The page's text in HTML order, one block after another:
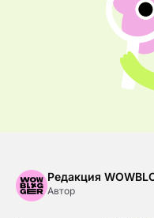
Редакция
Автор